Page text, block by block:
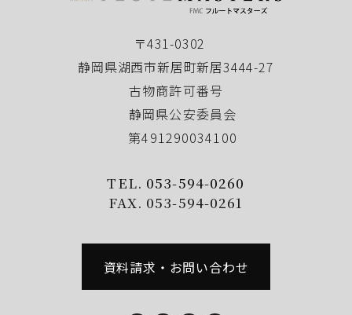
〒431-0302
静岡県湖西市新居町新居3444-27
古物商許可番号
静岡県公安委員会
第491290034100
TEL. 053-594-0260
FAX. 053-594-0261
資料請求・お問い合わせ